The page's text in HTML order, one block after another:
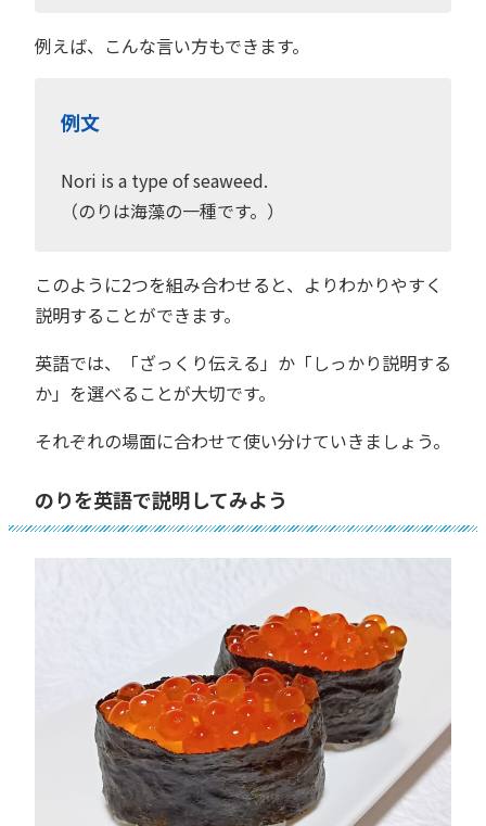
例えば、こんな言い方もできます。
例文
Nori is a type of seaweed.
（のりは海藻の一種です。）
このように2つを組み合わせると、よりわかりやすく
説明することができます。
英語では、「ざっくり伝える」か「しっかり説明する
か」を選べることが大切です。
それぞれの場面に合わせて使い分けていきましょう。
のりを英語で説明してみよう